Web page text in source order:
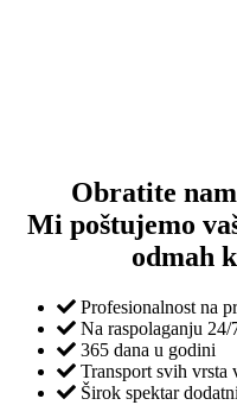
Obratite
Mi poštujemo
odmah
Profesionalnost na
Na raspolaganju 24/
365 dana u godini
Transport svih vrsta
Širok spektar